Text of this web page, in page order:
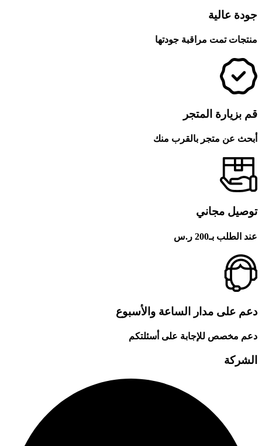
جودة عالية
منتجات تمت مراقبة جودتها
قم بزيارة المتجر
أبحث عن متجر بالقرب منك
توصيل مجاني
عند الطلب بـ200 ر.س
دعم على مدار الساعة والأسبوع
دعم مخصص للإجابة على أسئلتكم
الشركة